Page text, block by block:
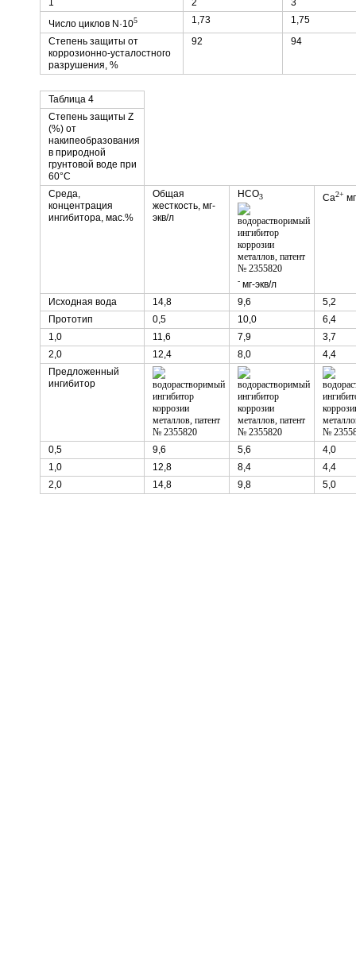
1 2
3
Число циклов N·105 1,73
1,75
Степень защиты от
коррозионно-усталостного
разрушения, %
92 94
Таблица 4
Степень защиты Z
(%) от
накипеобразования
в природной
грунтовой воде при
60°С
Среда,
концентрация
ингибитора, мас.%
Общая
жесткость, мг-
экв/л
НСО3
-мг-экв/л
Са2+
Исходная вода 14,8 9,6
5,2
Прототип
0,5 10,0
6,4
1,0
11,6 7,9
3,7
2,0
12,4 8,0
4,4
Предложенный
ингибитор
0,5 9,6 5,6
4,0
1,0
12,8 8,4
4,4
2,0
14,8 9,8 5,0